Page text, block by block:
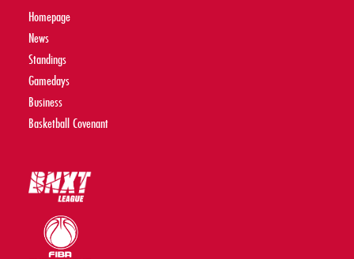
Homepage
News
Standings
Gamedays
Business
Basketball Covenant